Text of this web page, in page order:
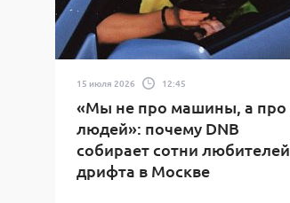
15 июля 2026 12:45
«Мы не про машины, а про
людей»: почему DNB
собирает сотни любителей
дрифта в Москве